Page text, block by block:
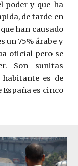
poder y que ha
de tarde en
han causado
un 75% árabe y
oficial pero se
Son sunitas
es de
España es cinco